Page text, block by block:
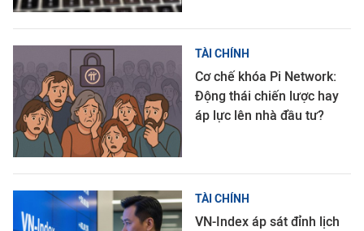
TÀI CHÍNH
Cơ chế khóa Pi Network:
Động thái chiến lược hay
áp lực lên nhà đầu tư?
TÀI CHÍNH
VN-Index áp sát đỉnh lịch